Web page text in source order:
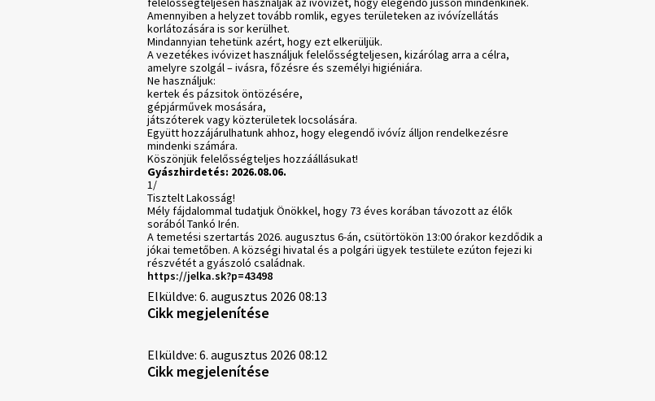
Amennyiben a helyzet tovább romlik, egyes területeken az ivóvízellátás
korlátozására is sor kerülhet.
Mindannyian tehetünk azért, hogy ezt elkerüljük.
A vezetékes ivóvizet használjuk felelősségteljesen, kizárólag arra a célra,
amelyre szolgál – ivásra, főzésre és személyi higiéniára.
Ne használjuk:
kertek és pázsitok öntözésére,
gépjárművek mosására,
játszóterek vagy közterületek locsolására.
Együtt hozzájárulhatunk ahhoz, hogy elegendő ivóvíz álljon rendelkezésre
mindenki számára.
Köszönjük felelősségteljes hozzáállásukat!
Gyászhirdetés: 2026.08.06.
1/
Tisztelt Lakosság!
Mély fájdalommal tudatjuk Önökkel, hogy 73 éves korában távozott az élők
sorából Tankó Irén.
A temetési szertartás 2026. augusztus 6-án, csütörtökön 13:00 órakor kezdődik a
jókai temetőben. A községi hivatal és a polgári ügyek testülete ezúton fejezi ki
részvétét a gyászoló családnak.
https://jelka.sk?p=43498
Elküldve: 6. augusztus 2026 08:13
Cikk megjelenítése
Elküldve: 6. augusztus 2026 08:12
Cikk megjelenítése